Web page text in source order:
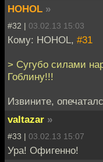
HOHOL »
#32 | 03.02.13 15:03
Кому: HOHOL, #31
> Сугубо силами
Гоблину!!!
Извините,
valtazar »
#33 | 03.02.13 15:07
Ура! Офигенно!